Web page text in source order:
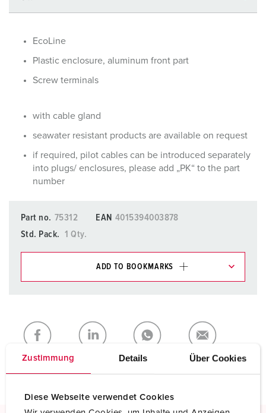
Zustimmung Details Über Cookies
Diese Webseite verwendet Cookies
EcoLine
Plastic enclosure, aluminum front part
Screw terminals
with cable gland
seawater resistant products are available on request
if required, pilot cables can be introduced separately
into plugs/ enclosures, please add „PK“ to the part
number
Part no. 75312 EAN 4015394003878
Std. Pack.
1 Qty.
ADD TO BOOKMARKS
My list ADD